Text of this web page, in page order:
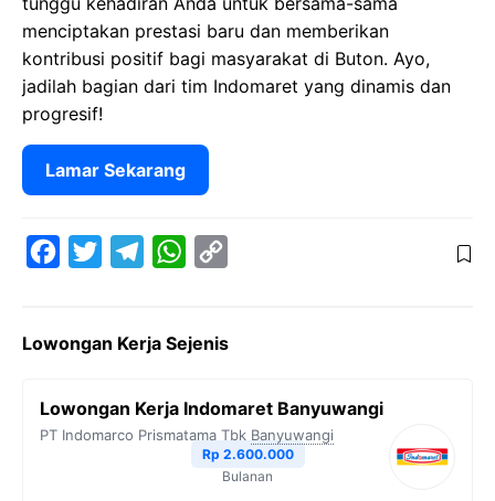
menciptakan prestasi baru dan memberikan
kontribusi positif bagi masyarakat di Buton. Ayo,
jadilah bagian dari tim Indomaret yang dinamis dan
progresif!
Lamar Sekarang
e
o
t
e
e
r
W
t
A
y
i
n
k
Lowongan Kerja Sejenis
Lowongan Kerja Indomaret Banyuwangi
PT Indomarco Prismatama Tbk Banyuwangi
Rp 2.600.000
Bulanan